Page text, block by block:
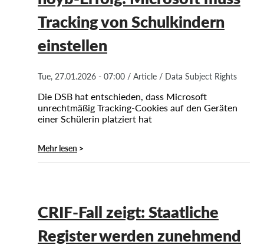
Tracking von Schulkindern
einstellen
Tue, 27.01.2026 - 07:00 / Article / Data Subject Rights
Die DSB hat entschieden, dass Microsoft
unrechtmäßig Tracking-Cookies auf den Geräten
einer Schülerin platziert hat
Mehr lesen
CRIF-Fall zeigt: Staatliche
Register werden zunehmend